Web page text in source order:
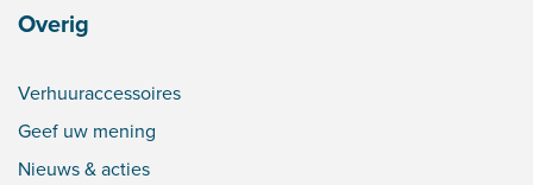
Overig
Verhuuraccessoires
Geef uw mening
Nieuws & acties